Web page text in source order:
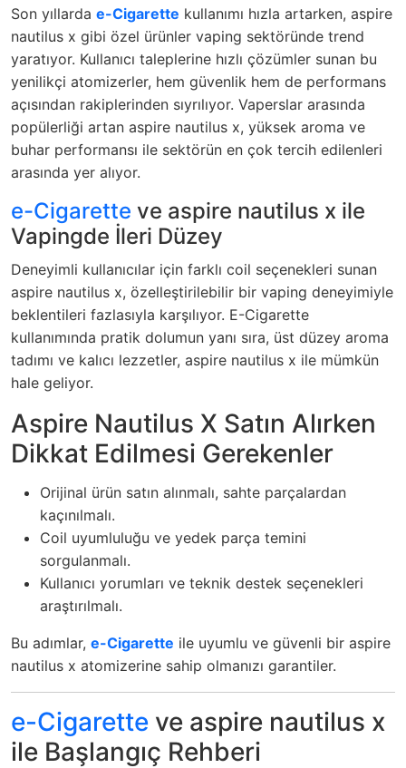
Son yıllarda e-Cigarette kullanımı hızla artarken, aspire
nautilus x gibi özel ürünler vaping sektöründe trend
yaratıyor. Kullanıcı taleplerine hızlı çözümler sunan bu
yenilikçi atomizerler, hem güvenlik hem de performans
açısından rakiplerinden sıyrılıyor. Vaperslar arasında
popülerliği artan aspire nautilus x, yüksek aroma ve
buhar performansı ile sektörün en çok tercih edilenleri
arasında yer alıyor.
e-Cigarette ve aspire nautilus x ile
Vapingde İleri Düzey
Deneyimli kullanıcılar için farklı coil seçenekleri sunan
aspire nautilus x, özelleştirilebilir bir vaping deneyimiyle
beklentileri fazlasıyla karşılıyor. E-Cigarette
kullanımında pratik dolumun yanı sıra, üst düzey aroma
tadımı ve kalıcı lezzetler, aspire nautilus x ile mümkün
hale geliyor.
Aspire Nautilus X Satın Alırken
Dikkat Edilmesi Gerekenler
Orijinal ürün satın alınmalı, sahte parçalardan
kaçınılmalı.
Coil uyumluluğu ve yedek parça temini
sorgulanmalı.
Kullanıcı yorumları ve teknik destek seçenekleri
araştırılmalı.
Bu adımlar, e-Cigarette ile uyumlu ve güvenli bir aspire
nautilus x atomizerine sahip olmanızı garantiler.
e-Cigarette ve aspire nautilus x
ile Başlangıç Rehberi